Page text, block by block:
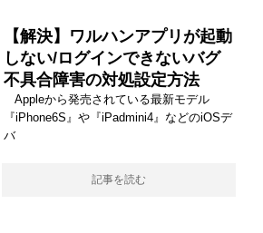
【解決】ワルハンアプリが起動
しない/ログインできないバグ
不具合障害の対処設定方法
Appleから発売されている最新モデル
『iPhone6S』や『iPadmini4』などのiOSデ
バ
記事を読む